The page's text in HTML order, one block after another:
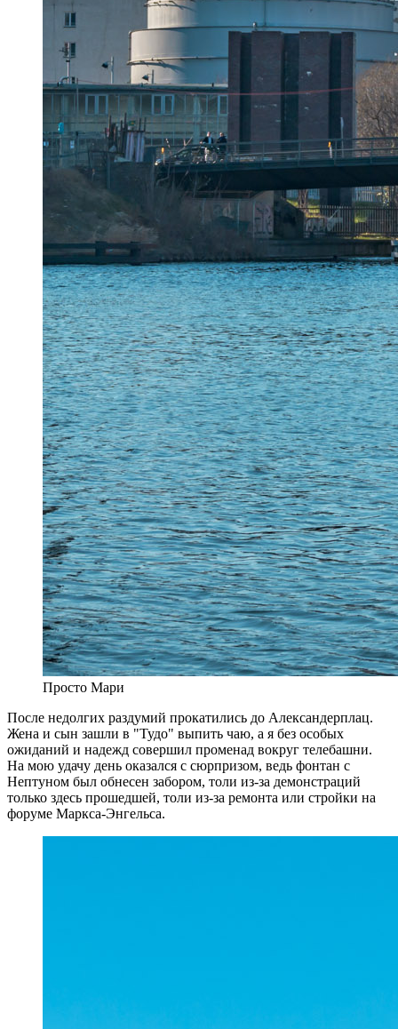
Просто Мари
После недолгих раздумий прокатились до Александерплац.
Жена и сын зашли в "Тудо" выпить чаю, а я без особых
ожиданий и надежд совершил променад вокруг телебашни.
На мою удачу день оказался с сюрпризом, ведь фонтан с
Нептуном был обнесен забором, толи из-за демонстраций
только здесь прошедшей, толи из-за ремонта или стройки на
форуме Маркса-Энгельса.